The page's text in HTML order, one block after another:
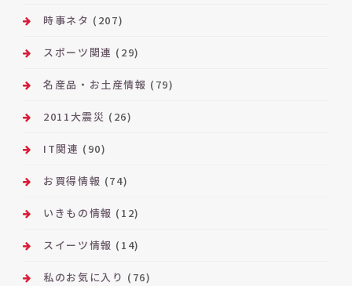
時事ネタ (207)
スポーツ関連 (29)
名産品・お土産情報 (79)
2011大震災 (26)
IT関連 (90)
お買得情報 (74)
いきもの情報 (12)
スイーツ情報 (14)
私のお気に入り (76)